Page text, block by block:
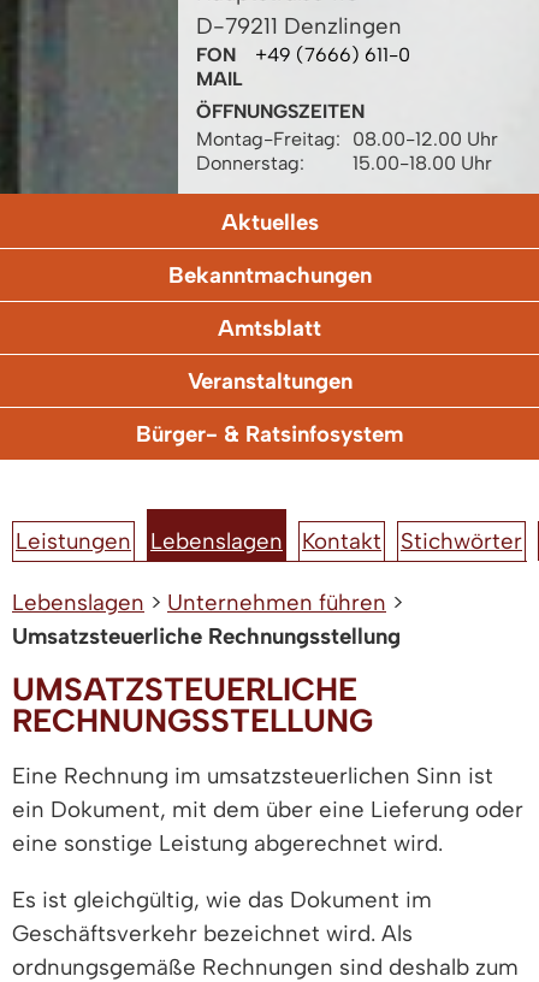
D-79211 Denzlingen
FON
+49 (7666) 611-0
MAIL
ÖFFNUNGSZEITEN
Montag-Freitag:
08.00-12.00 Uhr
Donnerstag:
15.00-18.00 Uhr
Aktuelles
Bekanntmachungen
Amtsblatt
Veranstaltungen
Bürger- & Ratsinfosystem
Leistungen Lebenslagen Kontakt Stichwörter
Lebenslagen > Unternehmen führen >
Umsatzsteuerliche Rechnungsstellung
UMSATZSTEUERLICHE
RECHNUNGSSTELLUNG
Eine Rechnung im umsatzsteuerlichen Sinn ist
ein Dokument, mit dem über eine Lieferung oder
eine sonstige Leistung abgerechnet wird.
Es ist gleichgültig, wie das Dokument im
Geschäftsverkehr bezeichnet wird. Als
ordnungsgemäße Rechnungen sind deshalb zum